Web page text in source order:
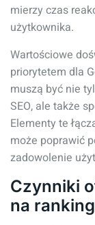
mierzy czas
użytkownika.
Wartościowe
priorytetem dla
muszą być nie
SEO, ale także
Elementy te
może poprawić
zadowolenie
Czynniki
na